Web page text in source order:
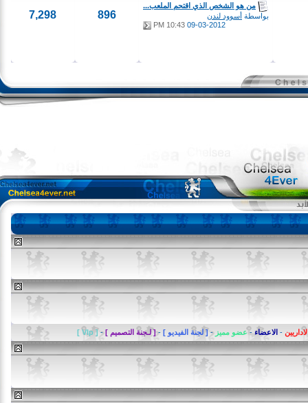
من هو الشخص الذي اقتحم الملعب...
بواسطةأسوود لندن
09-03-2012
10:43 PM
896
7,298
-الاعضاء-عضو مميز-[ لجنة الفيديو ]-[ لـجنة التصميم ]-
[ VIp ]